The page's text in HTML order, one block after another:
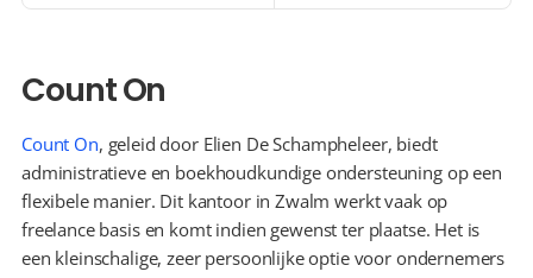
Count On
Count On, geleid door Elien De Schampheleer, biedt
administratieve en boekhoudkundige ondersteuning op een
flexibele manier. Dit kantoor in Zwalm werkt vaak op
freelance basis en komt indien gewenst ter plaatse. Het is
een kleinschalige, zeer persoonlijke optie voor ondernemers